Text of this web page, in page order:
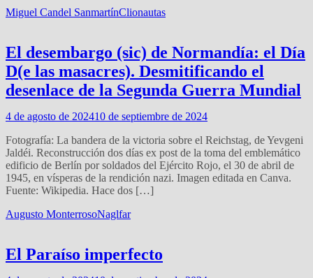
Miguel Candel SanmartínClionautas
El desembargo (sic) de Normandía: el Día
D(e las masacres). Desmitificando el
desenlace de la Segunda Guerra Mundial
4 de agosto de 202410 de septiembre de 2024
Fotografía: La bandera de la victoria sobre el Reichstag, de Yevgeni
Jaldéi. Reconstrucción dos días ex post de la toma del emblemático
edificio de Berlín por soldados del Ejército Rojo, el 30 de abril de
1945, en vísperas de la rendición nazi. Imagen editada en Canva.
Fuente: Wikipedia. Hace dos […]
Augusto MonterrosoNaglfar
El Paraíso imperfecto